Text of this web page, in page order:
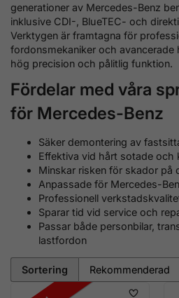
generationer av Mercedes-Benz
inklusive CDI-, BlueTEC- och
Verktygen är framtagna för
fordonsmekaniker och avancerade
hög precision och pålitlig funktion.
Fördelar med våra
för Mercedes-Benz
Säker demontering av
Effektiva vid hårt sotade och
Minskar risken för skador på
Anpassade för Mercedes-
Professionell
Sparar tid vid service och
Passar både personbilar,
lastfordon
Sortering